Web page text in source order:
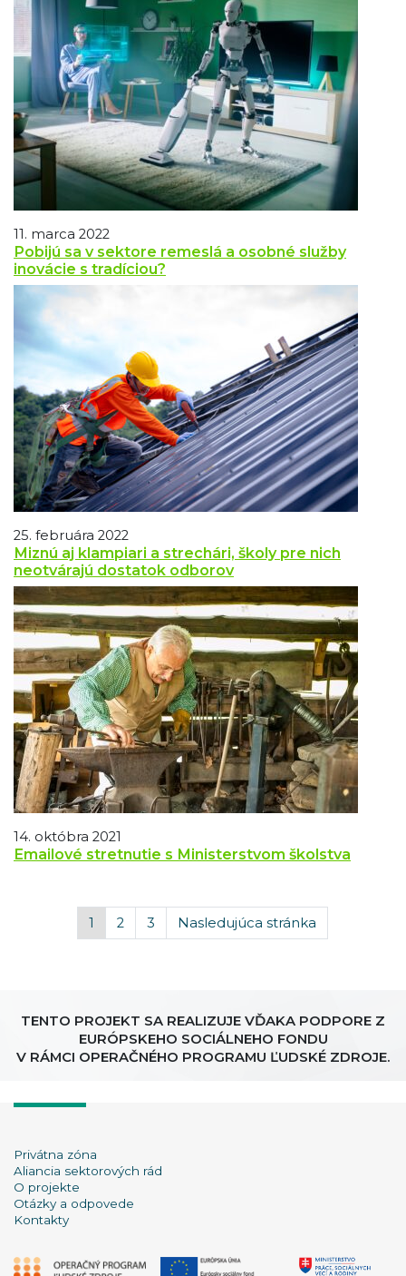
11. marca 2022
Pobijú sa v sektore remeslá a osobné služby
inovácie s tradíciou?
25. februára 2022
Miznú aj klampiari a strechári, školy pre nich
neotvárajú dostatok odborov
14. októbra 2021
Emailové stretnutie s Ministerstvom školstva
1 2 3 Nasledujúca stránka
TENTO PROJEKT SA REALIZUJE VĎAKA PODPORE Z
EURÓPSKEHO SOCIÁLNEHO FONDU
V RÁMCI OPERAČNÉHO PROGRAMU ĽUDSKÉ ZDROJE.
Privátna zóna
Aliancia sektorových rád
O projekte
Otázky a odpovede
Kontakty